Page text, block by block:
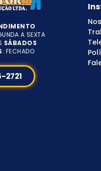
A SEXTA
SÁBADOS
: FECHADO
2721